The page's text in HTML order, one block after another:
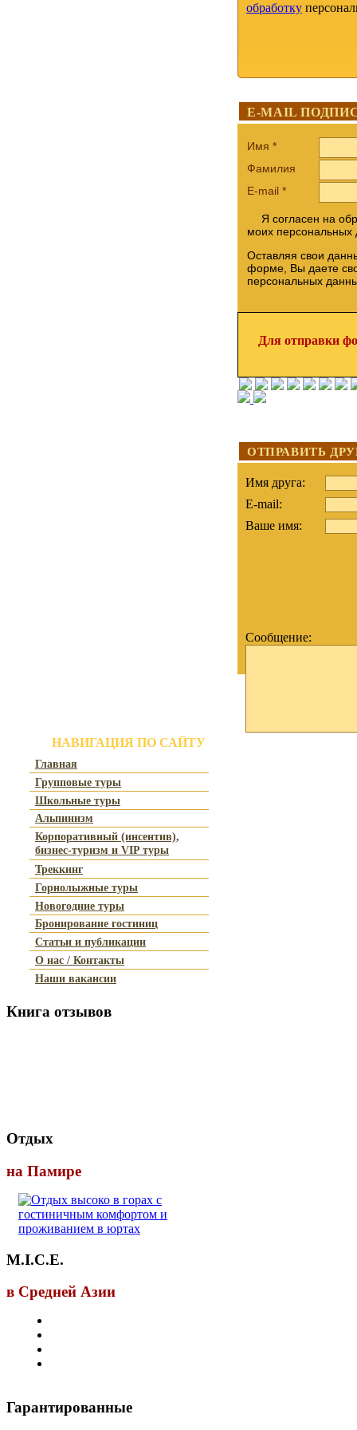
обработку
E-MAIL
Имя *
Фамилия
E-mail *
Я согласен на
моих персональных
Оставляя свои
форме, Вы даете
персональных
Для отправки
ОТПРАВИТЬ
Имя друга:
E-mail:
Ваше имя:
Сообщение:
НАВИГАЦИЯ ПО САЙТУ
Главная
Групповые туры
Школьные туры
Альпинизм
Корпоративный (инсентив),
бизнес-туризм и VIP туры
Треккинг
Горнолыжные туры
Новогодние туры
Бронирование гостиниц
Статьи и публикации
О нас / Контакты
Наши вакансии
Книга отзывов
Отдых
на Памире
M.I.C.E.
в Средней Азии
Гарантированные